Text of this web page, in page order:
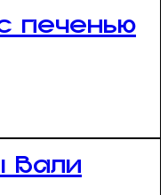
печенью
Вали